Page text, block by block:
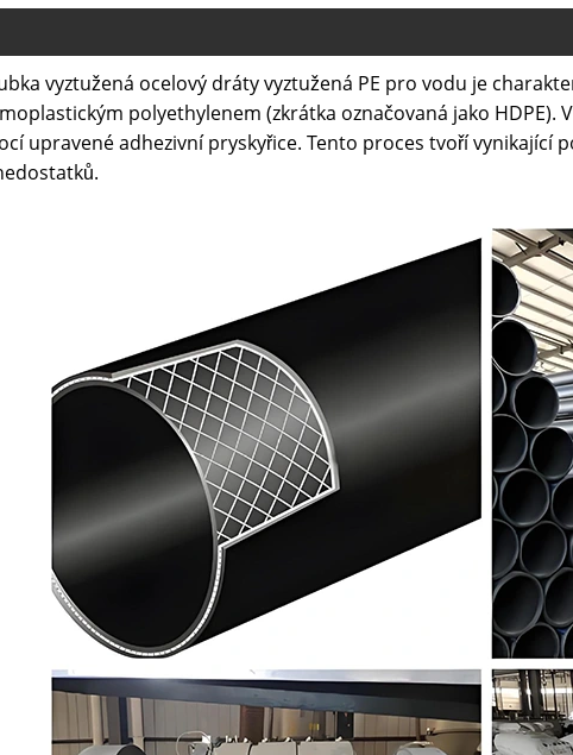
vyztužená ocelový dráty vyztužená PE pro vodu je
polyethylenem (zkrátka označovaná jako HDPE).
upravené adhezivní pryskyřice. Tento proces tvoří